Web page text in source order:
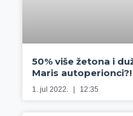
50% više žetona i
Maris autoperionci?!
1. jul 2022. 12:35